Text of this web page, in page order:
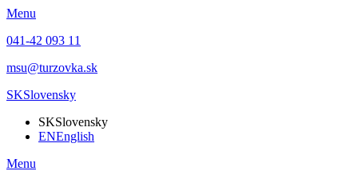
Menu
041-42 093 11
msu@turzovka.sk
SKSlovensky
SKSlovensky
ENEnglish
Menu